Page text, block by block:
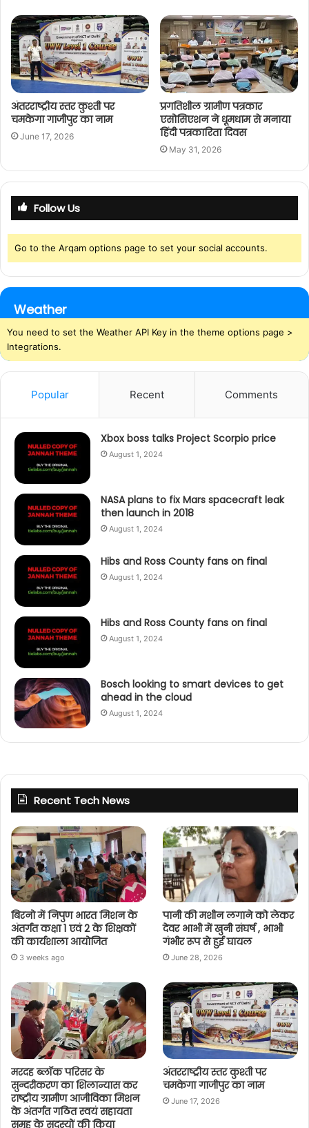
अंतरराष्ट्रीय स्तर कुश्ती पर
चमकेगा गाजीपुर का नाम
June 17, 2026
प्रगतिशील ग्रामीण पत्रकार
एसोसिएशन ने धूमधाम से मनाया
हिंदी पत्रकारिता दिवस
May 31, 2026
Follow Us
Go to the Arqam options page to set your social accounts.
Weather
You need to set the Weather API Key in the theme options page >
Integrations.
Popular Recent Comments
Xbox boss talks Project Scorpio price
August 1, 2024
NASA plans to fix Mars spacecraft leak
then launch in 2018
August 1, 2024
Hibs and Ross County fans on final
August 1, 2024
Hibs and Ross County fans on final
August 1, 2024
Bosch looking to smart devices to get
ahead in the cloud
August 1, 2024
Recent Tech News
बिरनो में निपुण भारत मिशन के
अंतर्गत कक्षा 1 एवं 2 के शिक्षकों
की कार्यशाला आयोजित
3 weeks ago
पानी की मशीन लगाने को लेकर
देवर भाभी में खुनी संघर्ष , भाभी
गंभीर रूप से हुई घायल
June 28, 2026
मरदह ब्लॉक परिसर के
सुन्दरीकरण का शिलान्यास कर
राष्ट्रीय ग्रामीण आजीविका मिशन
के अंतर्गत गठित स्वयं सहायता
समूह के सदस्यों की किया
अंतरराष्ट्रीय स्तर कुश्ती पर
चमकेगा गाजीपुर का नाम
June 17, 2026